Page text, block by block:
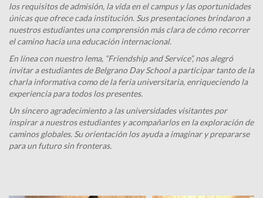
los requisitos de admisión, la vida en el campus y las oportunidades
únicas que ofrece cada institución. Sus presentaciones brindaron a
nuestros estudiantes una comprensión más clara de cómo recorrer
el camino hacia una educación internacional.
En línea con nuestro lema, “Friendship and Service”, nos alegró
invitar a estudiantes de Belgrano Day School a participar tanto de la
charla informativa como de la feria universitaria, enriqueciendo la
experiencia para todos los presentes.
Un sincero agradecimiento a las universidades visitantes por
inspirar a nuestros estudiantes y acompañarlos en la exploración de
caminos globales. Su orientación los ayuda a imaginar y prepararse
para un futuro sin fronteras.